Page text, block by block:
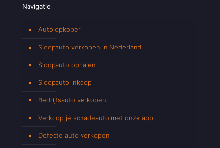
Navigatie
Auto opkoper
Sloopauto verkopen in Nederland
Sloopauto ophalen
Sloopauto inkoop
Bedrijfsauto verkopen
Verkoop je schadeauto met onze app
Defecte auto verkopen